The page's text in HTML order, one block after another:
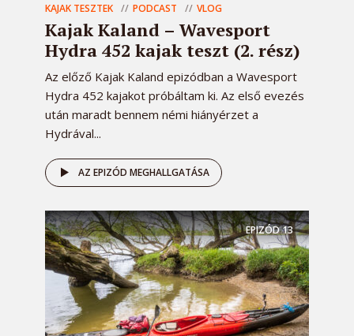
KAJAK TESZTEK PODCAST VLOG
Kajak Kaland – Wavesport
Hydra 452 kajak teszt (2. rész)
Az előző Kajak Kaland epizódban a Wavesport
Hydra 452 kajakot próbáltam ki. Az első evezés
után maradt bennem némi hiányérzet a
Hydrával...
AZ EPIZÓD MEGHALLGATÁSA
EPIZÓD13